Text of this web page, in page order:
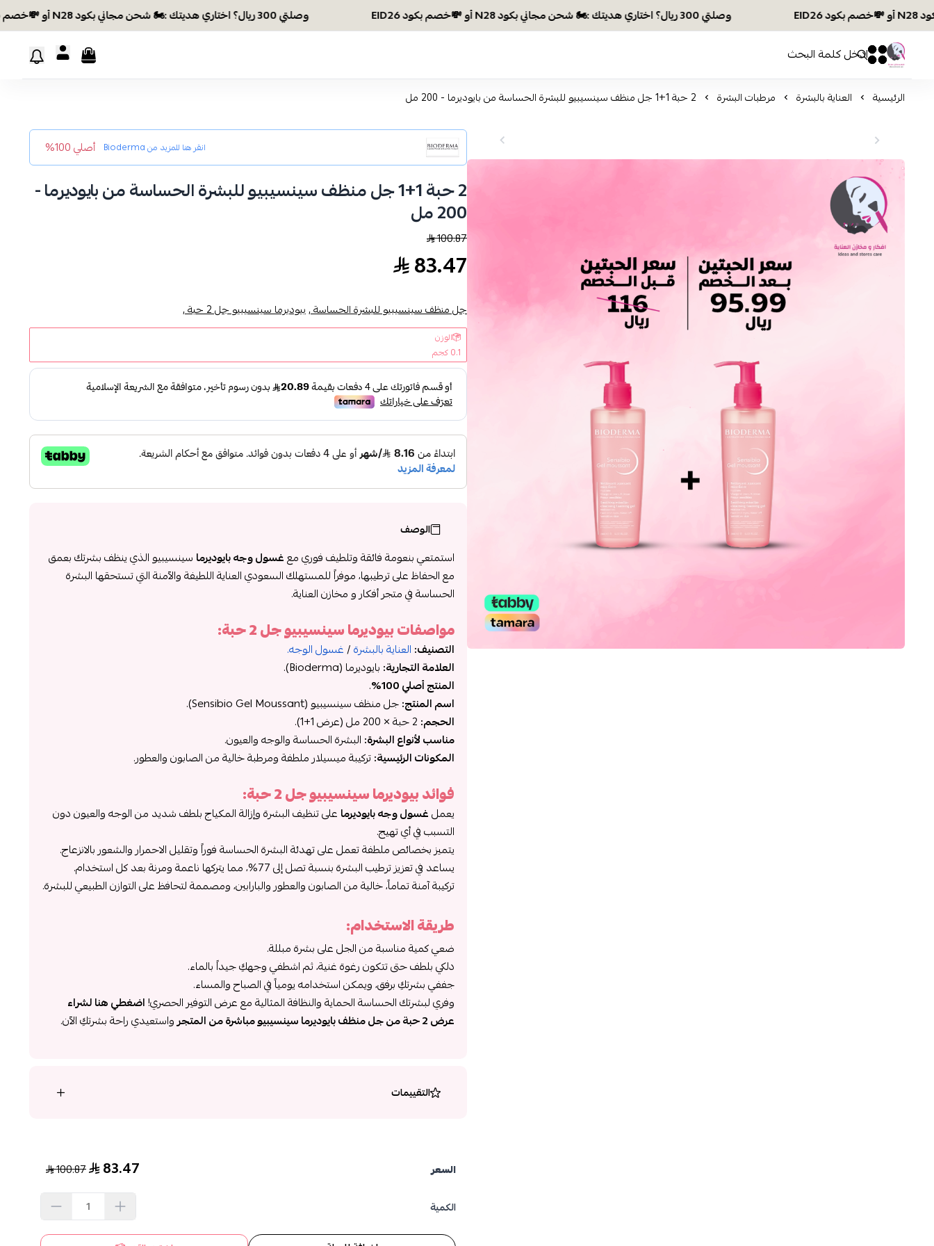
وصلتي 300 ريال؟ اختاري هديتك :🏍 شحن مجاني بكود N28 أو 💸خصم بكود EID26 وصلتي 300 ريال؟ اختاري هديتك :🏍 شحن مجاني بكود N28 أو 💸خصم بكود EID26
افكار ومخازن العناية
0 0
الرئيسية العناية بالبشرة مرطبات البشرة 2 حبة 1+1 جل منظف سينسيبيو للبشرة الحساسة من بايوديرما - 200 مل
انقر هنا للمزيد منBioderma أصلي 100%
2 حبة 1+1 جل منظف سينسيبيو للبشرة الحساسة من بايوديرما -
200 مل
100.87
83.47
جل منظف سينسيبيو للبشرة الحساسة ,بيوديرما سينسيبيو جل 2 حبة ,
الوزن
0.1 كجم
الوصف
استمتعي بنعومة فائقة وتلطيف فوري معغسول وجه بايوديرما سينسيبيو الذي ينظف بشرتك بعمق
مع الحفاظ على ترطيبها، موفراً للمستهلك السعودي العناية اللطيفة والآمنة التي تستحقها البشرة
الحساسة في متجر أفكار و مخازن العناية.
مواصفات بيوديرما سينسيبيو جل 2 حبة:
التصنيف: العناية بالبشرة/غسول الوجه.
العلامة التجارية: بايوديرما (Bioderma).
المنتج أصلي 100%
.
اسم المنتج:جل منظف سينسيبيو (Sensibio Gel Moussant).
الحجم:
مناسب لأنواع البشرة: البشرة الحساسة والوجه والعيون.
المكونات الرئيسية:تركيبة ميسيلار ملطفة ومرطبة خالية من الصابون والعطور.
فوائد بيوديرما سينسيبيو جل 2 حبة:
يعملغسول وجه بايوديرما على تنظيف البشرة وإزالة المكياج بلطف شديد من الوجه والعيون دون
التسبب في أي تهيج.
يتميز بخصائص ملطفة تعمل على تهدئة البشرة الحساسة فوراً وتقليل الاحمرار والشعور بالانزعاج.
يساعد في تعزيز ترطيب البشرة بنسبة تصل إلى 77%، مما يتركها ناعمة ومرنة بعد كل استخدام.
تركيبة آمنة تماماً، خالية من الصابون والعطور والبارابين، ومصممة لتحافظ على التوازن الطبيعي للبشرة.
طريقة الاستخدام:
ضعي كمية مناسبة من الجل على بشرة مبللة.
دلكي بلطف حتى تتكون رغوة غنية، ثم اشطفي وجهكِ جيداً بالماء.
جففي بشرتكِ برفق، ويمكن استخدامه يومياً في الصباح والمساء.
وفري لبشرتك الحساسة الحماية والنظافة المثالية مع عرض التوفير الحصري!اضغطي هنا لشراء
عرض 2 حبة من جل منظف بايوديرما سينسيبيو مباشرة من المتجر
واستعيدي راحة بشرتكِ الآن.
التقييمات
السعر 83.47
100.87
الكمية